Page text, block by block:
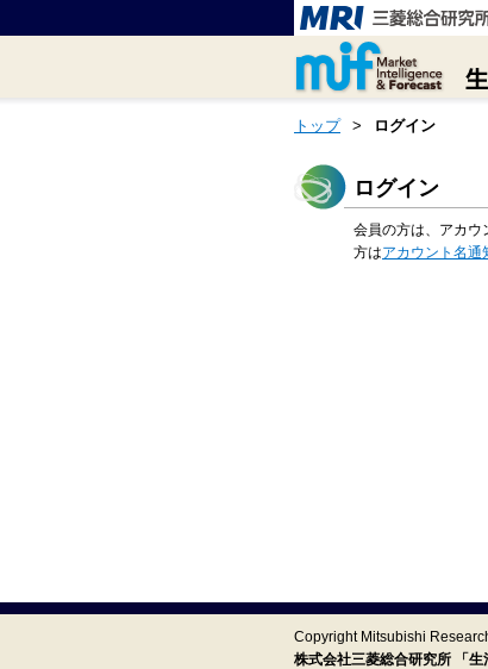
トップ > ログイン
ログイン
会員の方は、アカウ
方はアカウント名通
Copyright Mitsubishi
株式会社三菱総合研究所 「